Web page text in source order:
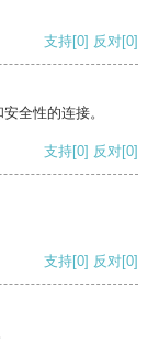
支持[0] 反对[0]
全性的连接。
支持[0] 反对[0]
支持[0] 反对[0]